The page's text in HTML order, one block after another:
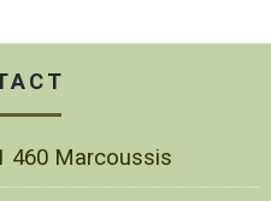
460 Marcoussis